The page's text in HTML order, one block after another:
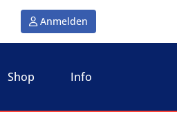
Anmelden
Shop Info